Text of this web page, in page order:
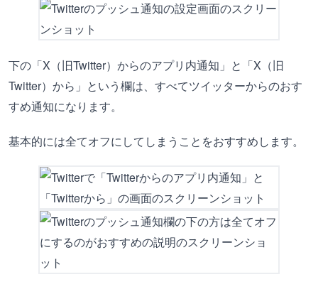
下の「X（旧Twitter）からのアプリ内通知」と「X（旧
Twitter）から」という欄は、すべてツイッターからのおす
すめ通知になります。
基本的には全てオフにしてしまうことをおすすめします。